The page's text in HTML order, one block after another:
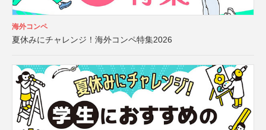
海外コンペ
夏休みにチャレンジ！海外コンペ特集2026